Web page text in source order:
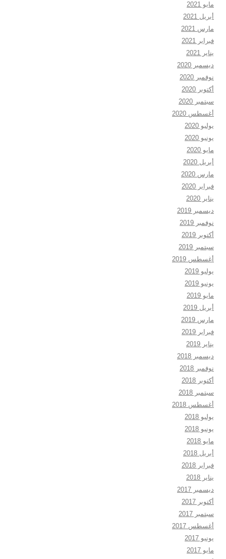
مايو 2021
أبريل 2021
مارس 2021
فبراير 2021
يناير 2021
ديسمبر 2020
نوفمبر 2020
أكتوبر 2020
سبتمبر 2020
أغسطس 2020
يوليو 2020
يونيو 2020
مايو 2020
أبريل 2020
مارس 2020
فبراير 2020
يناير 2020
ديسمبر 2019
نوفمبر 2019
أكتوبر 2019
سبتمبر 2019
أغسطس 2019
يوليو 2019
يونيو 2019
مايو 2019
أبريل 2019
مارس 2019
فبراير 2019
يناير 2019
ديسمبر 2018
نوفمبر 2018
أكتوبر 2018
سبتمبر 2018
أغسطس 2018
يوليو 2018
يونيو 2018
مايو 2018
أبريل 2018
فبراير 2018
يناير 2018
ديسمبر 2017
أكتوبر 2017
سبتمبر 2017
أغسطس 2017
يونيو 2017
مايو 2017